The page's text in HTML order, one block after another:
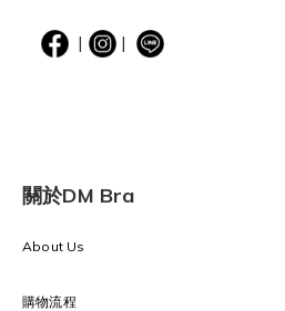
| |
關於DM Bra
About Us
購物流程